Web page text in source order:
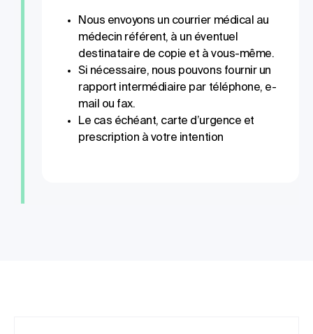
Nous envoyons un courrier médical au
médecin référent, à un éventuel
destinataire de copie et à vous-même.
Si nécessaire, nous pouvons fournir un
rapport intermédiaire par téléphone, e-
mail ou fax.
Le cas échéant, carte d’urgence et
prescription à votre intention